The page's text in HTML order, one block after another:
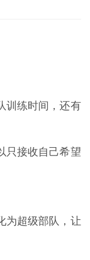
训练时间，还有
只接收自己希望
为超级部队，让